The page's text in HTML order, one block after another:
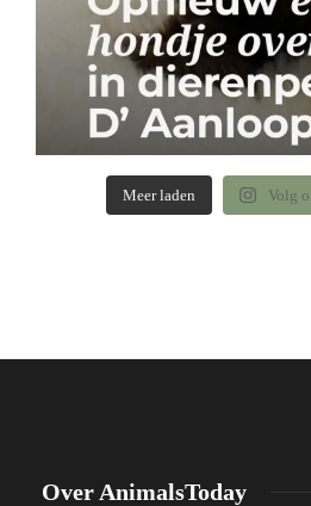
Meer laden Volg
Over AnimalsToday